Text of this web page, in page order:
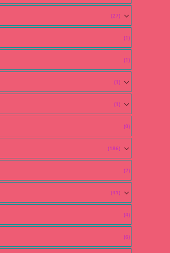
(27)
(1)
(1)
(1)
(1)
(0)
(186)
(2)
(41)
(4)
(6)